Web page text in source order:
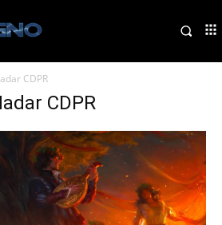
CDPR
CDPR